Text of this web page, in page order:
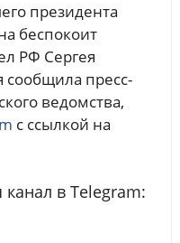
президента
беспокоит
РФ Сергея
пресс-
ведомства,
с ссылкой на
в Telegram: